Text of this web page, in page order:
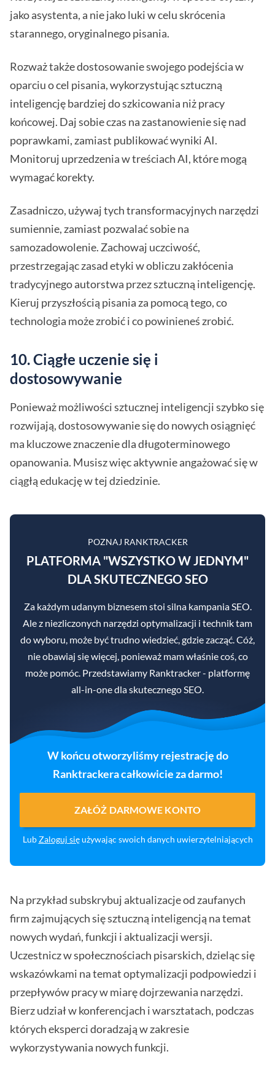
jako asystenta, a nie jako luki w celu skrócenia
starannego, oryginalnego pisania.
Rozważ także dostosowanie swojego podejścia w
oparciu o cel pisania, wykorzystując sztuczną
inteligencję bardziej do szkicowania niż pracy
końcowej. Daj sobie czas na zastanowienie się nad
poprawkami, zamiast publikować wyniki AI.
Monitoruj uprzedzenia w treściach AI, które mogą
wymagać korekty.
Zasadniczo, używaj tych transformacyjnych narzędzi
sumiennie, zamiast pozwalać sobie na
samozadowolenie. Zachowaj uczciwość,
przestrzegając zasad etyki w obliczu zakłócenia
tradycyjnego autorstwa przez sztuczną inteligencję.
Kieruj przyszłością pisania za pomocą tego, co
technologia może zrobić i co powinieneś zrobić.
10.Ciągłe uczenie się i
dostosowywanie
Ponieważ możliwości sztucznej inteligencji szybko się
rozwijają, dostosowywanie się do nowych osiągnięć
ma kluczowe znaczenie dla długoterminowego
opanowania. Musisz więc aktywnie angażować się w
ciągłą edukację w tej dziedzinie.
POZNAJ RANKTRACKER
PLATFORMA "WSZYSTKO W JEDNYM"
DLA SKUTECZNEGO SEO
Za każdym udanym biznesem stoi silna kampania SEO.
Ale z niezliczonych narzędzi optymalizacji i technik tam
do wyboru, może być trudno wiedzieć, gdzie zacząć. Cóż,
nie obawiaj się więcej, ponieważ mam właśnie coś, co
może pomóc. Przedstawiamy Ranktracker - platformę
all-in-one dla skutecznego SEO.
W końcu otworzyliśmy rejestrację do
Ranktrackera całkowicie za darmo!
ZAŁÓŻ DARMOWE KONTO
LubZaloguj sięużywając swoich danych uwierzytelniających
Na przykład subskrybuj aktualizacje od zaufanych
firm zajmujących się sztuczną inteligencją na temat
nowych wydań, funkcji i aktualizacji wersji.
Uczestnicz w społecznościach pisarskich, dzieląc się
wskazówkami na temat optymalizacji podpowiedzi i
przepływów pracy w miarę dojrzewania narzędzi.
Bierz udział w konferencjach i warsztatach, podczas
których eksperci doradzają w zakresie
wykorzystywania nowych funkcji.